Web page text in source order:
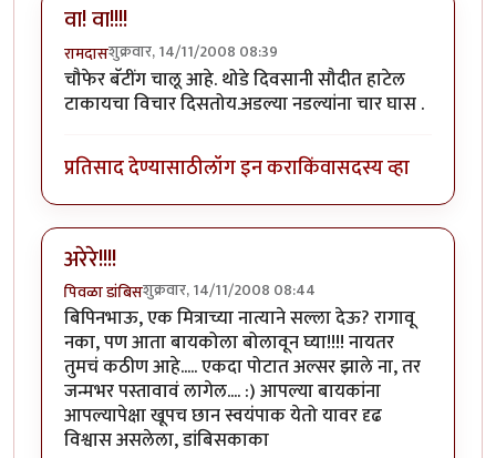
वा! वा!!!!
रामदासशुक्रवार, 14/11/2008 08:39
चौफेर बॅटींग चालू आहे. थोडे दिवसानी सौदीत हाटेल
टाकायचा विचार दिसतोय.अडल्या नडल्यांना चार घास .
प्रतिसाद देण्यासाठीलॉग इन कराकिंवासदस्य व्हा
अरेरे!!!!
पिवळा डांबिसशुक्रवार, 14/11/2008 08:44
बिपिनभाऊ, एक मित्राच्या नात्याने सल्ला देऊ? रागावू
नका, पण आता बायकोला बोलावून घ्या!!!! नायतर
तुमचं कठीण आहे..... एकदा पोटात अल्सर झाले ना, तर
जन्मभर पस्तावावं लागेल.... :) आपल्या बायकांना
आपल्यापेक्षा खूपच छान स्वयंपाक येतो यावर दृढ
विश्वास असलेला, डांबिसकाका